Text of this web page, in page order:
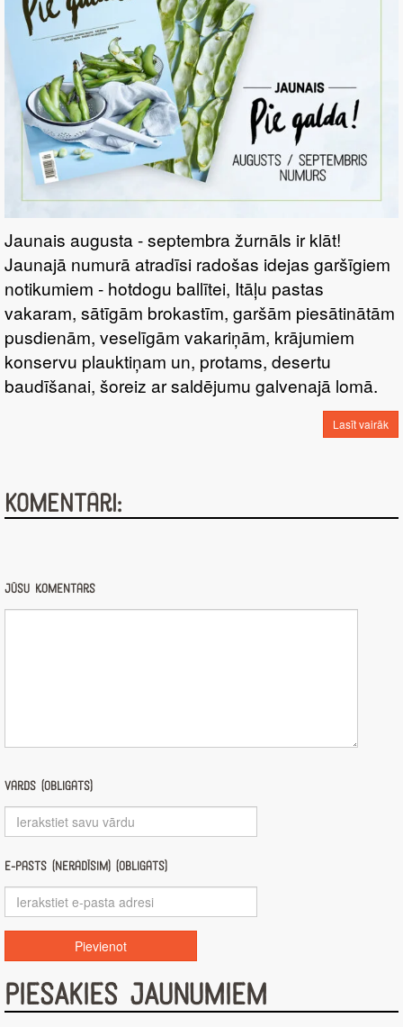
Jaunais augusta - septembra žurnāls ir klāt!
Jaunajā numurā atradīsi radošas idejas garšīgiem
notikumiem - hotdogu ballītei, Itāļu pastas
vakaram, sātīgām brokastīm, garšām piesātinātām
pusdienām, veselīgām vakariņām, krājumiem
konservu plauktiņam un, protams, desertu
baudīšanai, šoreiz ar saldējumu galvenajā lomā.
Lasīt vairāk
Komentāri:
Jūsu komentārs
Vārds (obligāts)
E-pasts (nerādīsim) (obligāts)
PIESAKIES JAUNUMIEM